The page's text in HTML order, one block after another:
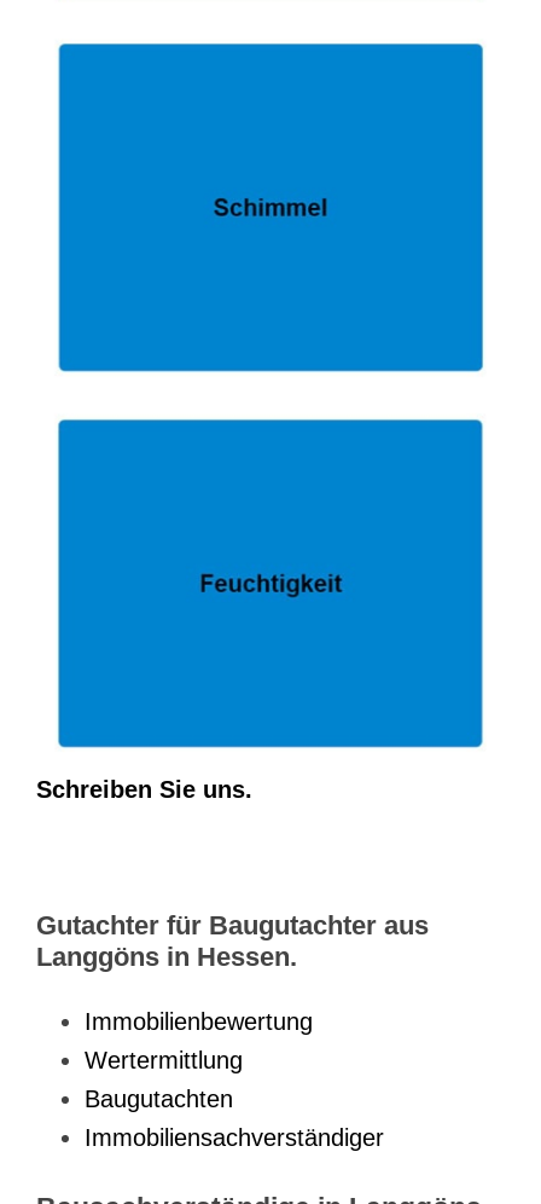
Schreiben Sie uns.
Gutachter für Baugutachter aus
Langgöns in Hessen.
Immobilienbewertung
Wertermittlung
Baugutachten
Immobiliensachverständiger